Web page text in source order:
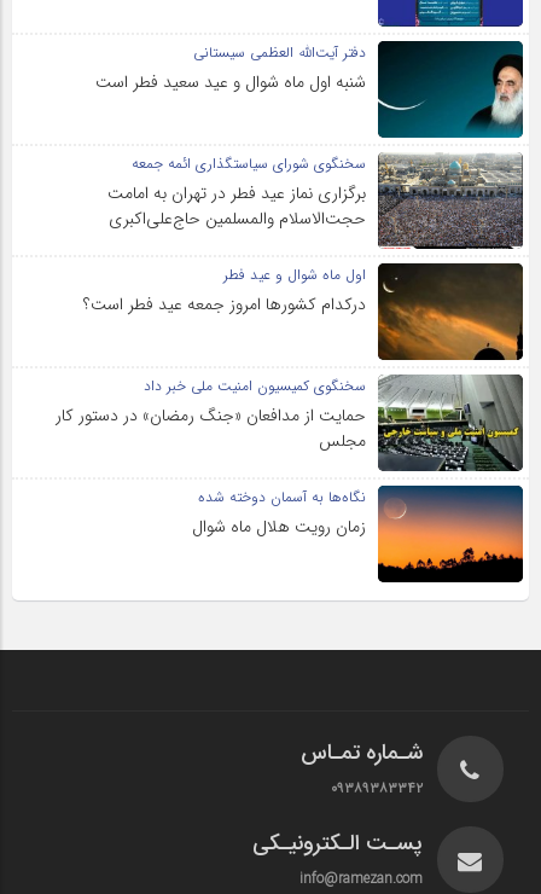
دفتر آیت‌الله العظمی سیستانی
شنبه اول ماه شوال و عید سعید فطر است
سخنگوی شورای سیاستگذاری ائمه جمعه
برگزاری نماز عید فطر در تهران به امامت
حجت‌الاسلام والمسلمین حاج‌علی‌اکبری
اول ماه شوال و عید فطر
درکدام کشورها امروز جمعه عید فطر است؟
سخنگوی کمیسیون امنیت ملی خبر داد
حمایت از مدافعان «جنگ رمضان» در دستور کار
مجلس
نگاه‌ها به آسمان دوخته شده
زمان رویت هلال ماه شوال
شـماره تمـاس
۰۹۳۸۹۳۸۳۳۴۲
پسـت الـکترونیـکی
info@ramezan.com